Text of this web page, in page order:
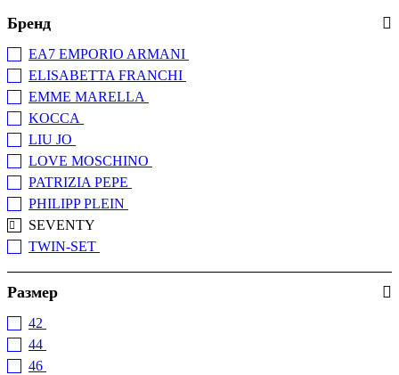
Бренд
EA7 EMPORIO ARMANI
ELISABETTA FRANCHI
EMME MARELLA
KOCCA
LIU JO
LOVE MOSCHINO
PATRIZIA PEPE
PHILIPP PLEIN
SEVENTY
TWIN-SET
Размер
42
44
46